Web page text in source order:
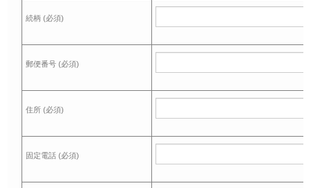
続柄 (必須)
郵便番号 (必須)
住所 (必須)
固定電話 (必須)